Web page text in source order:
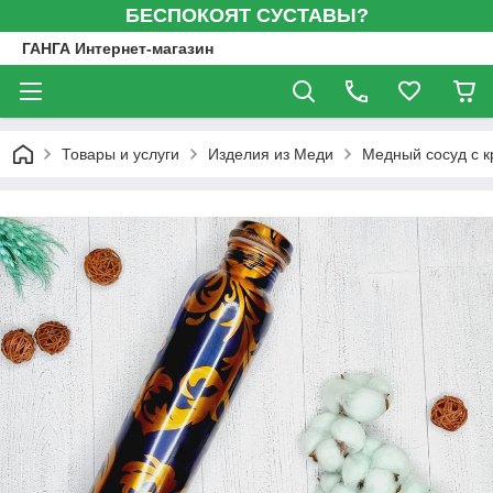
БЕСПОКОЯТ СУСТАВЫ?
ГАНГА Интернет-магазин
Товары и услуги Изделия из Меди Медный сосуд с